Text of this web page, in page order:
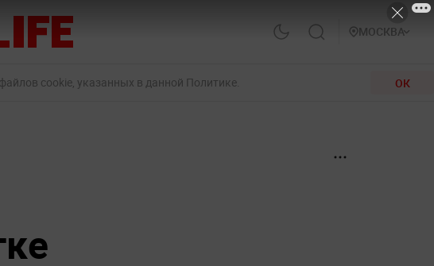
МОСКВА
cookie, указанных в данной Политике. ОК